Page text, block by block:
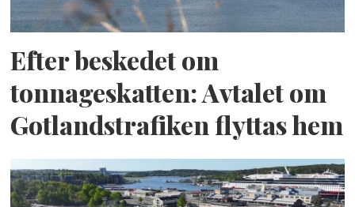
Efter beskedet om
tonnageskatten: Avtalet om
Gotlandstrafiken flyttas hem